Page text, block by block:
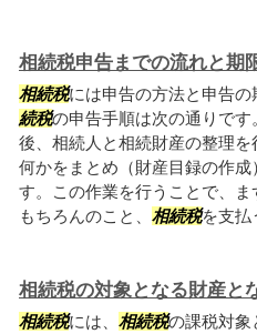
相続税申告までの流れと期
相続税には申告の方法と申告
続税の申告手順は次の通りで
後、相続人と相続財産の整理
何かをまとめ（財産目録の作
す。この作業を行うことで、
もちろんのこと、 相続税を支払
相続税の対象となる財産と
相続税には、 相続税の課税対象